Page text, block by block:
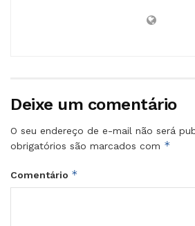
Deixe um comentário
O seu endereço de e-mail não será
obrigatórios são marcados com *
Comentário *